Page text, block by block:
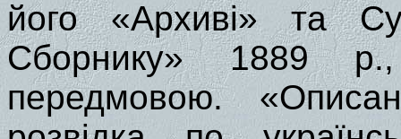
його «Архиві» та
Сборнику» 1889
передмовою.